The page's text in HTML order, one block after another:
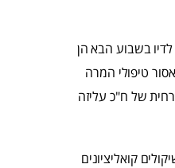
בשבוע הבא הן
טיפולי המרה
של ח"כ עליזה
קואליציונים